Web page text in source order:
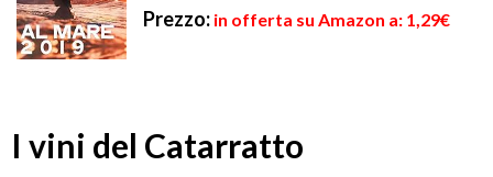
Prezzo: in offerta su Amazon a: 1,29€
I vini del Catarratto